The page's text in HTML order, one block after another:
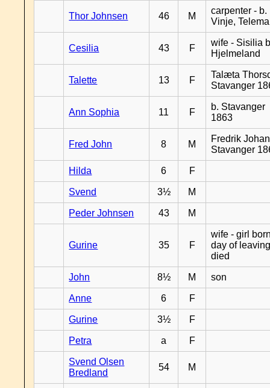
Thor Johnsen 46 M
carpenter - b.
Vinje,
Cesilia 43 F
wife - Sisilia
Hjelmeland
Talette 13 F
Talæta
Stavanger
Ann Sophia 11 F
b. Stavanger
1863
Fred John 8 M
Fredrik
Stavanger
Hilda 6 F
Svend 3½ M
Peder Johnsen 43 M
Gurine 35 F
wife - girl
day of
died
John 8½ M son
Anne 6 F
Gurine 3½ F
Petra a F
Svend Olsen
Bredland
54 M